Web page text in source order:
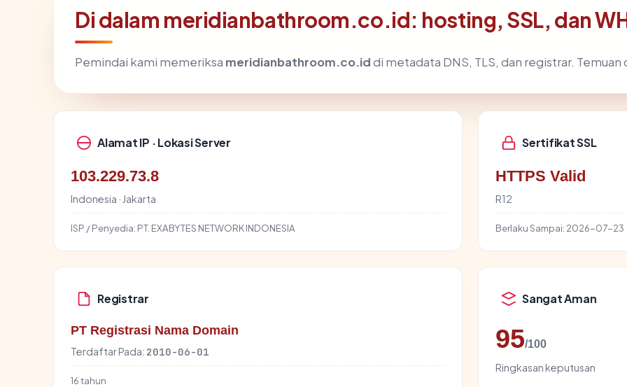
Di dalam meridianbathroom.co.id: hosting, SSL, dan
Pemindai kami memeriksa meridianbathroom.co.iddi metadata DNS, TLS, dan registrar. Temuan
Alamat IP · Lokasi Server
103.229.73.8
Indonesia · Jakarta
ISP / Penyedia: PT. EXABYTES NETWORK INDONESIA
Sertifikat SSL
HTTPS Valid
R12
Berlaku Sampai: 2026-07-23
Registrar
PT Registrasi Nama Domain
Terdaftar Pada: 2010-06-01
16 tahun
Sangat Aman
95/100
Ringkasan keputusan